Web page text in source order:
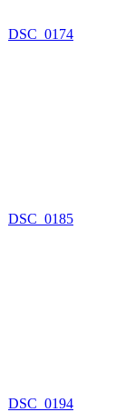
DSC_0174
DSC_0185
DSC_0194